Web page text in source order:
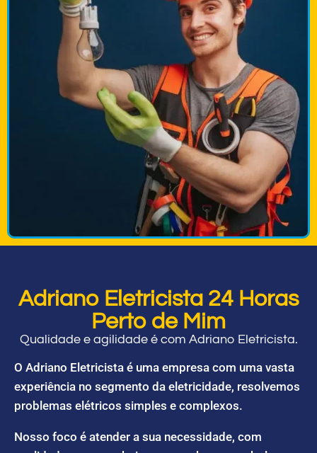
Adriano Eletricista 24 Horas
Perto de Mim
Qualidade e agilidade é com Adriano Eletricista.
O Adriano Eletricista é uma empresa com uma vasta
experiência no segmento da eletricidade, resolvemos
problemas elétricos simples e complexos.
Nosso foco é atender a sua necessidade, com